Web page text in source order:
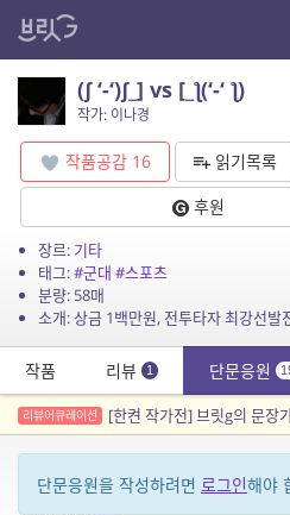
(ʃ ‘-‘)ʃ_] vs [_ƪ(‘-‘ ƪ)
작가: 이나경
작품공감 16 읽기목록
후원
장르: 기타
태그:#군대 #스포츠
분량: 58매
소개: 상금 1백만원, 전투타자 최강선발
작품 리뷰 1 단문응원
리뷰어큐레이션 [한켠 작가전] 브릿g의 문장
단문응원을 작성하려면 로그인해야